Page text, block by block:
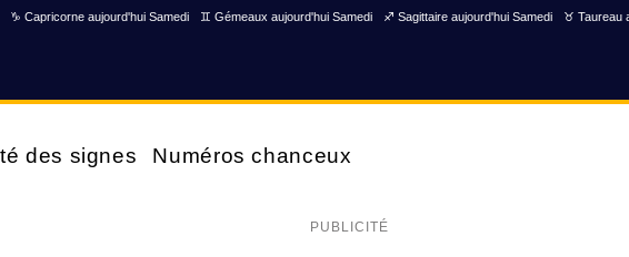
♑ Capricorne aujourd'hui Samedi ♊ Gémeaux aujourd'hui Samedi ♐ Sagittaire aujourd'hui Samedi ♉ Taureau
des signes Numéros chanceux